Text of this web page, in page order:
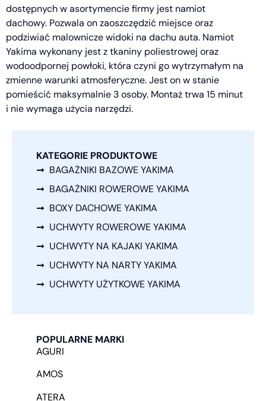
dostępnych w asortymencie firmy jest namiot
dachowy. Pozwala on zaoszczędzić miejsce oraz
podziwiać malownicze widoki na dachu auta. Namiot
Yakima wykonany jest z tkaniny poliestrowej oraz
wodoodpornej powłoki, która czyni go wytrzymałym na
zmienne warunki atmosferyczne. Jest on w stanie
pomieścić maksymalnie 3 osoby. Montaż trwa 15 minut
i nie wymaga użycia narzędzi.
KATEGORIE PRODUKTOWE
BAGAŻNIKI BAZOWE YAKIMA
BAGAŻNIKI ROWEROWE YAKIMA
BOXY DACHOWE YAKIMA
UCHWYTY ROWEROWE YAKIMA
UCHWYTY NA KAJAKI YAKIMA
UCHWYTY NA NARTY YAKIMA
UCHWYTY UŻYTKOWE YAKIMA
POPULARNE MARKI
AGURI
AMOS
ATERA